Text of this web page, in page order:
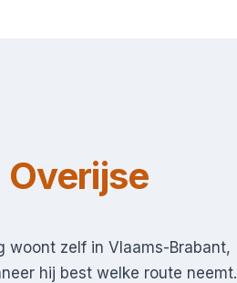
Overijse
woont zelf in Vlaams-Brabant,
hij best welke route neemt.